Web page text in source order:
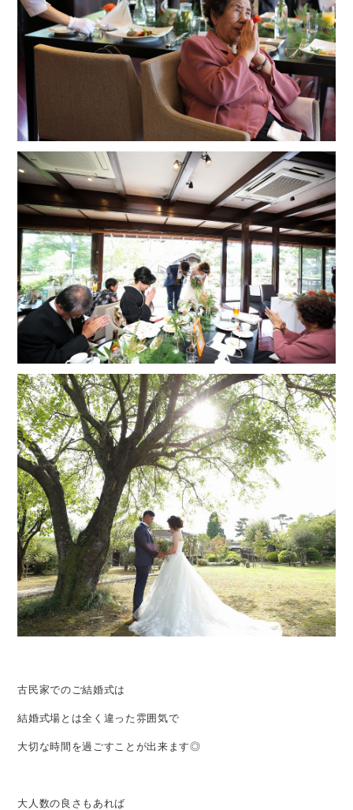
古民家でのご結婚式は
結婚式場とは全く違った雰囲気で
大切な時間を過ごすことが出来ます◎
大人数の良さもあれば